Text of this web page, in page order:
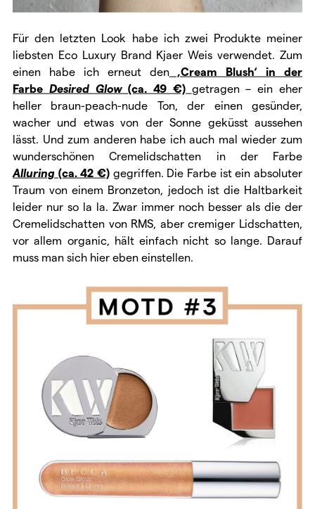
Für den letzten Look habe ich zwei Produkte meiner
liebsten Eco Luxury Brand Kjaer Weis verwendet. Zum
einen habe ich erneut den‚Cream Blush‘ in der
Farbe Desired Glow(ca. 49 €) getragen – ein eher
heller braun-peach-nude Ton, der einen gesünder,
wacher und etwas von der Sonne geküsst aussehen
lässt. Und zum anderen habe ich auch mal wieder zum
wunderschönen Cremelidschatten in der Farbe
Alluring (ca. 42 €) gegriffen. Die Farbe ist ein absoluter
Traum von einem Bronzeton, jedoch ist die Haltbarkeit
leider nur so la la. Zwar immer noch besser als die der
Cremelidschatten von RMS, aber cremiger Lidschatten,
vor allem organic, hält einfach nicht so lange. Darauf
muss man sich hier eben einstellen.